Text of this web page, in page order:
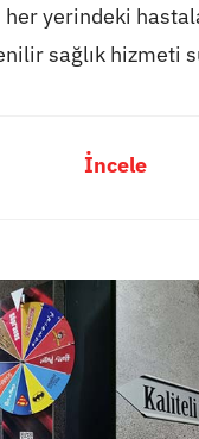
her yerindeki
sağlık hizmeti
İncele